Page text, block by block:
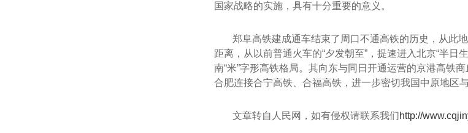
国家战略的实施，具有十分重要的意义。
郑阜高铁建成通车结束了周口不通高铁的历史，从此
距离，从以前普通火车的“夕发朝至”，提速进入北京“半
南“米”字形高铁格局。其向东与同日开通运营的京港高铁
合肥连接合宁高铁、合福高铁，进一步密切我国中原地区
文章转自人民网，如有侵权请联系我们http://